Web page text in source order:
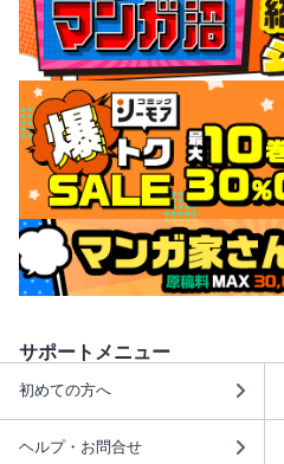
サポートメニュー
初めての方へ
ヘルプ・お問合せ